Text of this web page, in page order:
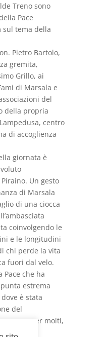
Treno sono
Pace
sul tema della
Pietro Bartolo,
gremita,
Grillo, ai
di Marsala e
del
della propria
centro
di accoglienza
giornata è
Un gesto
di Marsala
di una ciocca
coinvolgendo le
e le longitudini
chi perde la vita
fuori dal velo.
Pace che ha
estrema
è stata
del
per molti,